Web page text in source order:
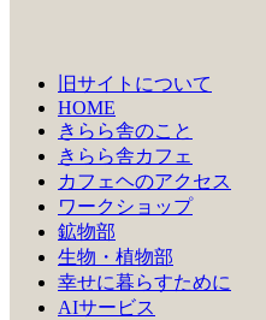
旧サイトについて
HOME
きらら舎のこと
きらら舎カフェ
カフェヘのアクセス
ワークショップ
鉱物部
生物・植物部
幸せに暮らすために
AIサービス